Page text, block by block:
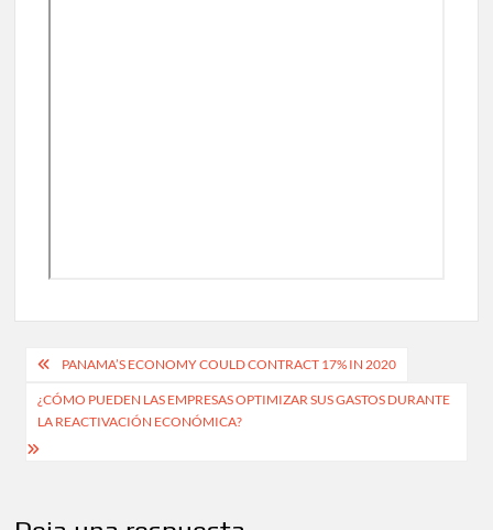
Navegación
de
entradas
PANAMA’S ECONOMY COULD CONTRACT 17% IN 2020
¿CÓMO PUEDEN LAS EMPRESAS OPTIMIZAR SUS GASTOS DURANTE
LA REACTIVACIÓN ECONÓMICA?